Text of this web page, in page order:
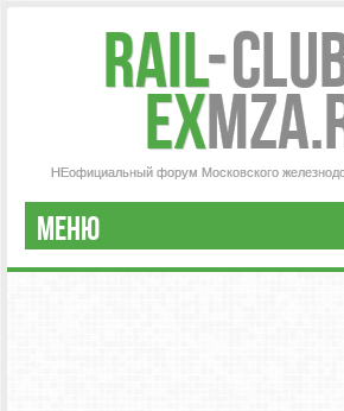
Rail-
ex
НЕофициальный форум Московского
МЕНЮ
РЕГИСТРАЦИЯ